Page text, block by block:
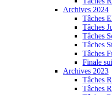
Archives 2024
Tâches
Tâches
Tâches
Tâches
Tâches
Finale
Archives 2023
Tâches
Tâches